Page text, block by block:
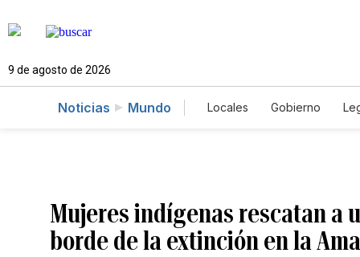
9 de agosto de 2026
Noticias Mundo Locales Gobierno
Mujeres indígenas rescatan a
borde de la extinción en la